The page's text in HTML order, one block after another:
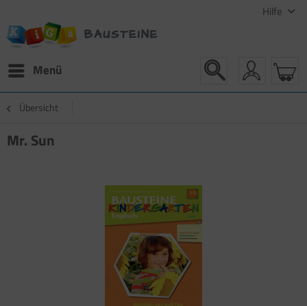
Hilfe
Menü
Übersicht
Mr. Sun